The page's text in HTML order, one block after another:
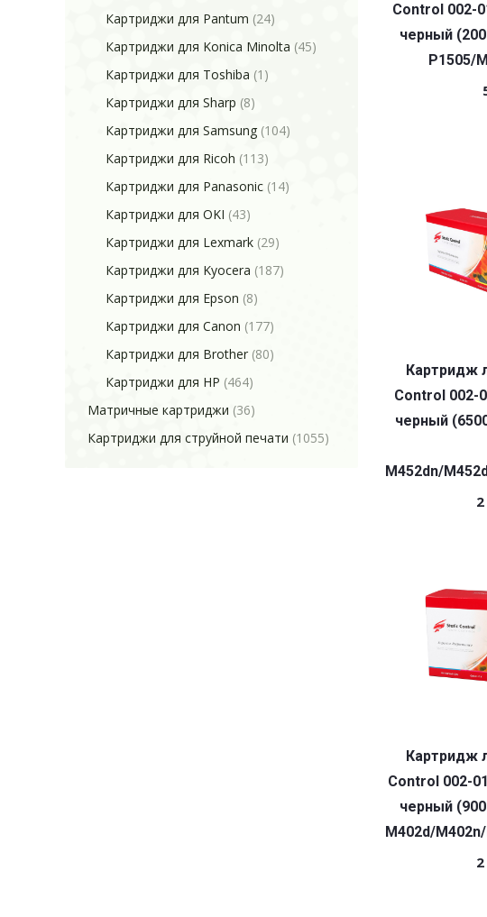
Control 002-
черный
P1505/
Картридж
Control 002-
черный
M452dn/
Картридж
Control 002-
черный
M402d/
Картриджи для Pantum (24)
Картриджи для Konica Minolta (45)
Картриджи для Toshiba (1)
Картриджи для Sharp (8)
Картриджи для Samsung (104)
Картриджи для Ricoh (113)
Картриджи для Panasonic (14)
Картриджи для OKI (43)
Картриджи для Lexmark (29)
Картриджи для Kyocera (187)
Картриджи для Epson (8)
Картриджи для Canon (177)
Картриджи для Brother (80)
Картриджи для HP (464)
Матричные картриджи (36)
Картриджи для струйной печати (1055)